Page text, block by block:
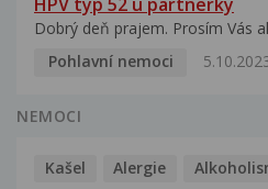
HPV typ 52 u partnerky
Dobrý deň prajem. Prosím Vás
Pohlavní nemoci
NEMOCI
Kašel Alergie